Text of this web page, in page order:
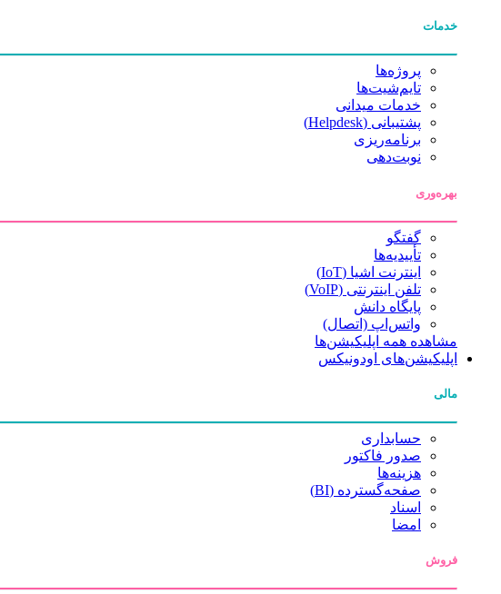
خدمات
پروژه‌ها
تایم‌شیت‌ها
خدمات میدانی
پشتیبانی (Helpdesk)
برنامه‌ریزی
نوبت‌دهی
بهره‌وری
گفتگو
تأییدیه‌ها
اینترنت اشیا (IoT)
تلفن اینترنتی (VoIP)
پایگاه دانش
واتس‌اپ (اتصال)
مشاهده همه اپلیکیشن‌ها
اپلیکیشن‌های اودونیکس
مالی
حسابداری
صدور فاکتور
هزینه‌ها
صفحه‌گسترده (BI)
اسناد
امضا
فروش